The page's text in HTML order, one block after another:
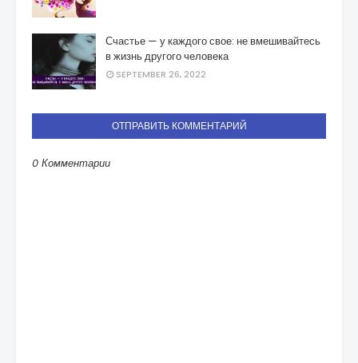
Счастье — у каждого свое: не вмешивайтесь
в жизнь другого человека
SEPTEMBER 26, 2022
ОТПРАВИТЬ КОММЕНТАРИЙ
0 Комментарии